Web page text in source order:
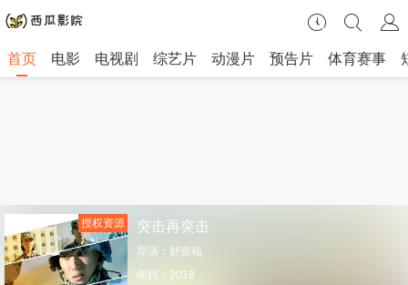
首页 电影 电视剧 综艺片 动漫片 预告片 体育赛事
授权资源 突击再突击
导演： 舒崇福
年代： 2018